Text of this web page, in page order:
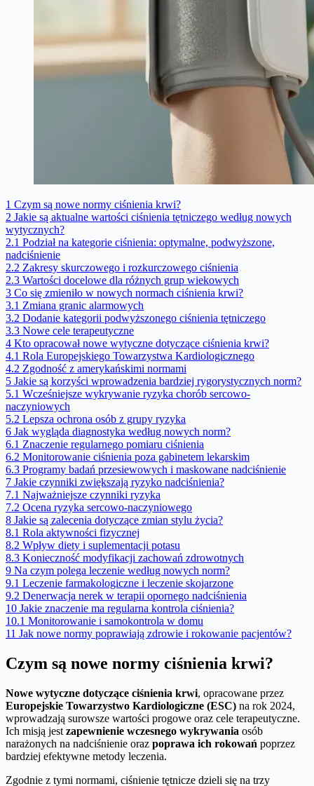
1 Czym są nowe normy ciśnienia krwi?
2 Jakie są aktualne wartości ciśnienia tętniczego według nowych
wytycznych?
2.1 Podział na kategorie ciśnienia: optymalne, podwyższone,
nadciśnienie
2.2 Zakresy skurczowego i rozkurczowego ciśnienia
2.3 Wartości docelowe dla różnych grup wiekowych
3 Co się zmieniło w nowych normach ciśnienia krwi?
3.1 Zmiana granic alarmowych
3.2 Dodanie kategorii podwyższonego ciśnienia tętniczego
3.3 Nowe cele terapeutyczne
4 Kto opracował nowe wytyczne dotyczące ciśnienia krwi?
4.1 Rola Europejskiego Towarzystwa Kardiologicznego
4.2 Zgodność z amerykańskimi normami
5 Jakie są korzyści wprowadzenia bardziej rygorystycznych norm?
5.1 Wcześniejsze wykrywanie ryzyka chorób sercowo-
naczyniowych
5.2 Lepsza ochrona osób z grupy ryzyka
6 Jak wygląda diagnostyka według nowych norm?
6.1 Znaczenie regularnego pomiaru ciśnienia
6.2 Monitorowanie ciśnienia poza gabinetem lekarskim
6.3 Programy badań przesiewowych i maskowane nadciśnienie
7 Jakie czynniki zwiększają ryzyko nadciśnienia?
7.1 Najważniejsze czynniki ryzyka
7.2 Ocena ryzyka sercowo-naczyniowego
8 Jakie są zalecenia dotyczące zmian stylu życia?
8.1 Rola aktywności fizycznej
8.2 Wpływ diety i suplementacji potasu
8.3 Konieczność modyfikacji zachowań zdrowotnych
9 Na czym polega leczenie według nowych norm?
9.1 Leczenie farmakologiczne i leczenie skojarzone
9.2 Denerwacja nerek w terapii opornego nadciśnienia
10 Jakie znaczenie ma regularna kontrola ciśnienia?
10.1 Monitorowanie i samokontrola w domu
11 Jak nowe normy poprawiają zdrowie i rokowanie pacjentów?
Czym są nowe normy ciśnienia krwi?
Nowe wytyczne dotyczące ciśnienia krwi, opracowane przez
Europejskie Towarzystwo Kardiologiczne (ESC) na rok 2024,
wprowadzają surowsze wartości progowe oraz cele terapeutyczne.
Ich misją jest zapewnienie wczesnego wykrywania osób
narażonych na nadciśnienie oraz poprawa ich rokowań poprzez
bardziej efektywne metody leczenia.
Zgodnie z tymi normami, ciśnienie tętnicze dzieli się na trzy